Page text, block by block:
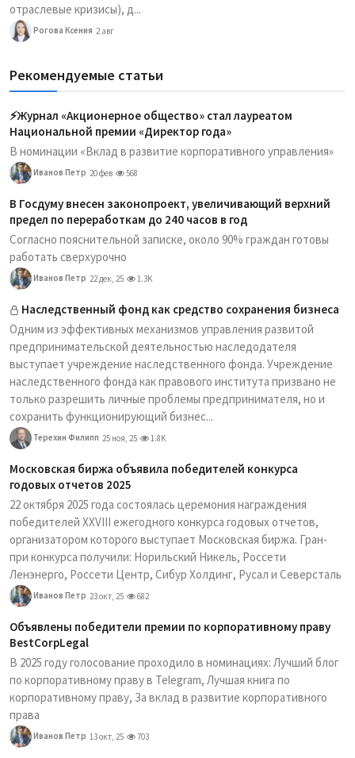
отраслевые кризисы), д...
Рогова Ксения 2 авг
Рекомендуемые статьи
⚡️Журнал «Акционерное общество» стал лауреатом
Национальной премии «Директор года»
В номинации «Вклад в развитие корпоративного управления»
Иванов Петр 20 фев 568
В Госдуму внесен законопроект, увеличивающий верхний
предел по переработкам до 240 часов в год
Согласно пояснительной записке, около 90% граждан готовы
работать сверхурочно
Иванов Петр 22 дек, 25 1.3K
Наследственный фонд как средство сохранения бизнеса
Одним из эффективных механизмов управления развитой
предпринимательской деятельностью наследодателя
выступает учреждение наследственного фонда. Учреждение
наследственного фонда как правового института призвано не
только разрешить личные проблемы предпринимателя, но и
сохранить функционирующий бизнес...
Терехин Филипп 25 ноя, 25 1.8K
Московская биржа объявила победителей конкурса
годовых отчетов 2025
22 октября 2025 года состоялась церемония награждения
победителей XXVIII ежегодного конкурса годовых отчетов,
организатором которого выступает Московская биржа. Гран-
при конкурса получили: Норильский Никель, Россети
Ленэнерго, Россети Центр, Сибур Холдинг, Русал и Северсталь
Иванов Петр 23 окт, 25 682
Объявлены победители премии по корпоративному праву
BestCorpLegal
В 2025 году голосование проходило в номинациях: Лучший блог
по корпоративному праву в Telegram, Лучшая книга по
корпоративному праву, За вклад в развитие корпоративного
права
Иванов Петр 13 окт, 25 703